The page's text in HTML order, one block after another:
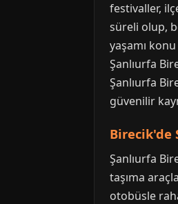
festivaller,
süreli olup,
yaşamı
Şanlıurfa
Şanlıurfa
güvenilir
Birecik'de
Şanlıurfa
taşıma
otobüsle